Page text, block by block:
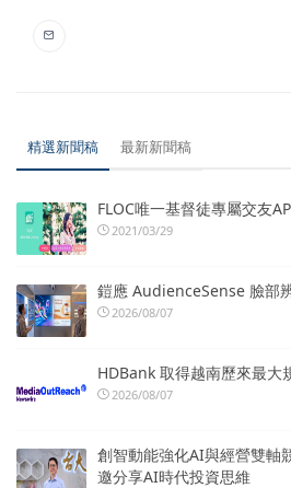
精選新聞稿 最新新聞稿
FLOC唯一基督徒專屬交友
2021/03/29
鎧應 AudienceSense 臉部
2026/08/07
HDBank 取得越南歷來最大
2026/08/07
創智動能強化AI與經營雙軸
邀分享AI時代投資思維